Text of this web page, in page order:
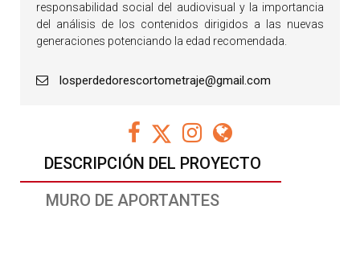
DESCRIPCIÓN DEL PROYECTO
MURO DE APORTANTES
responsabilidad social del audiovisual y la importancia
del análisis de los contenidos dirigidos a las nuevas
generaciones potenciando la edad recomendada.
losperdedorescortometraje@gmail.com